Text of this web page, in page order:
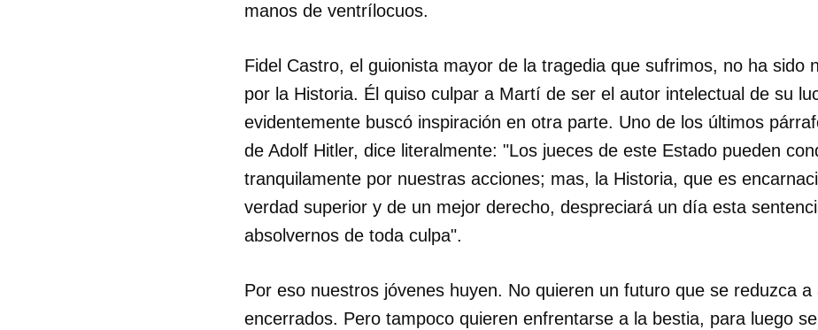
manos de ventrílocuos.
Fidel Castro, el guionista mayor de la tragedia que sufrimos, no ha sido
por la Historia. Él quiso culpar a Martí de ser el autor intelectual de su
evidentemente buscó inspiración en otra parte. Uno de los últimos
de Adolf Hitler, dice literalmente: "Los jueces de este Estado pueden
tranquilamente por nuestras acciones; mas, la Historia, que es
verdad superior y de un mejor derecho, despreciará un día esta
absolvernos de toda culpa".
Por eso nuestros jóvenes huyen. No quieren un futuro que se reduzca a
encerrados. Pero tampoco quieren enfrentarse a la bestia, para luego